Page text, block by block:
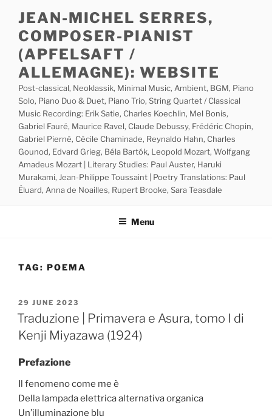
content
JEAN-MICHEL SERRES,
COMPOSER-PIANIST
(APFELSAFT /
ALLEMAGNE): WEBSITE
Post-classical, Neoklassik, Minimal Music, Ambient, BGM, Piano
Solo, Piano Duo & Duet, Piano Trio, String Quartet / Classical
Music Recording: Erik Satie, Charles Koechlin, Mel Bonis,
Gabriel Fauré, Maurice Ravel, Claude Debussy, Frédéric Chopin,
Gabriel Pierné, Cécile Chaminade, Reynaldo Hahn, Charles
Gounod, Edvard Grieg, Béla Bartók, Leopold Mozart, Wolfgang
Amadeus Mozart | Literary Studies: Paul Auster, Haruki
Murakami, Jean-Philippe Toussaint | Poetry Translations: Paul
Éluard, Anna de Noailles, Rupert Brooke, Sara Teasdale
Menu
TAG: POEMA
POSTED
ON
29 JUNE 2023
Traduzione | Primavera e Asura, tomo I di
Kenji Miyazawa (1924)
Prefazione
Il fenomeno come me è
Della lampada elettrica alternativa organica
Un’illuminazione blu